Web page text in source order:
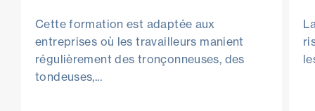
Cette formation est adaptée aux
entreprises où les travailleurs manient
régulièrement des tronçonneuses, des
tondeuses,...